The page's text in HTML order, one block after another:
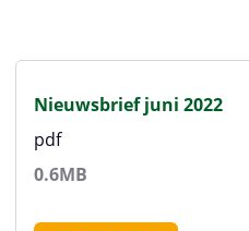
Nieuwsbrief juni 2022
pdf
0.6MB